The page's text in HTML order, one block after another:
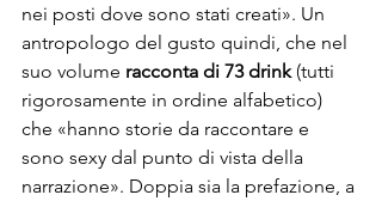
nei posti dove sono stati creati». Un
antropologo del gusto quindi, che nel
suo volume racconta di 73 drink (tutti
rigorosamente in ordine alfabetico)
che «hanno storie da raccontare e
sono sexy dal punto di vista della
narrazione». Doppia sia la prefazione, a